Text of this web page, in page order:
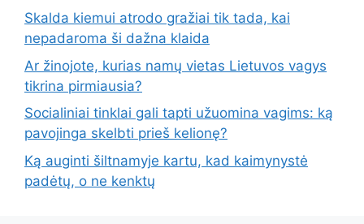
Skalda kiemui atrodo gražiai tik tada, kai
nepadaroma ši dažna klaida
Ar žinojote, kurias namų vietas Lietuvos vagys
tikrina pirmiausia?
Socialiniai tinklai gali tapti užuomina vagims: ką
pavojinga skelbti prieš kelionę?
Ką auginti šiltnamyje kartu, kad kaimynystė
padėtų, o ne kenktų